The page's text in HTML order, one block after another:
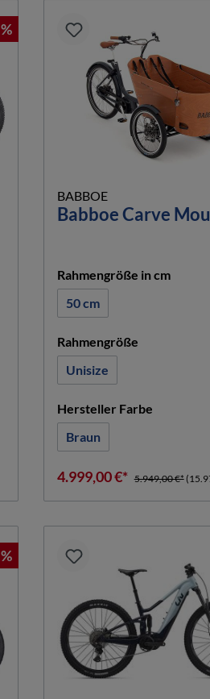
%
BABBOE
Babboe Carve
Rahmengröße in cm
50 cm
Rahmengrößeauswählen
Unisize
Hersteller Farbe
Braun
4.999,00 €* 5.949,00 €*
%